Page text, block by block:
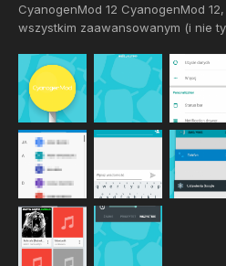
CyanogenMod 12 CyanogenMod
wszystkim zaawansowanym (i nie
ROM`em 2/ Wejdź do TWRP
Data, Cache oraz Dalvik-Cache 4/
PIC...